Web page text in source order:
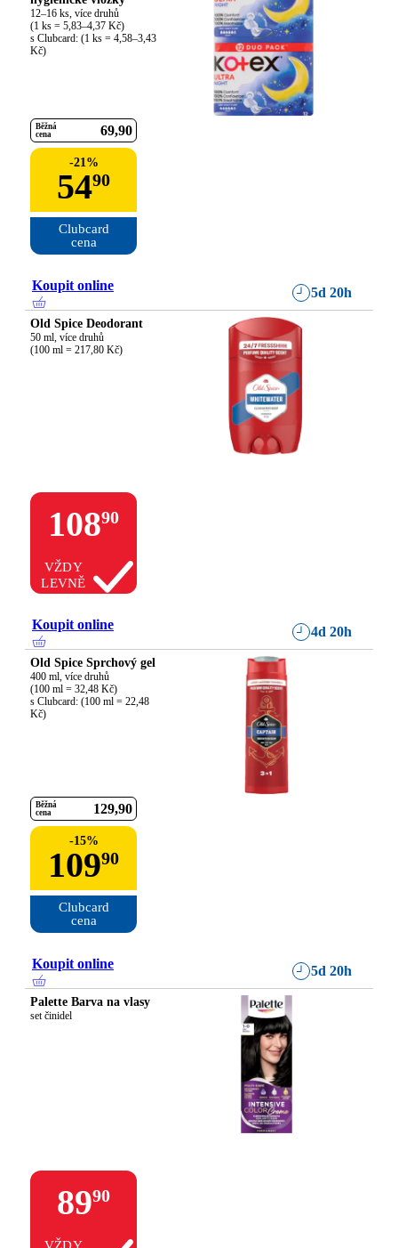
12–16 ks, více druhů
(1 ks = 5,83–4,37 Kč)
s Clubcard: (1 ks = 4,58–3,43
Kč)
Běžná
cena
69 90
-21%
5490
Clubcard
cena
Koupit online 5d 20h
Old Spice Deodorant
50 ml, více druhů
(100 ml = 217,80 Kč)
10890
VŽDY
LEVNĚ
Koupit online 4d 20h
Old Spice Sprchový gel
400 ml, více druhů
(100 ml = 32,48 Kč)
s Clubcard: (100 ml = 22,48
Kč)
Běžná
cena
129 90
-15%
10990
Clubcard
cena
Koupit online 5d 20h
Palette Barva na vlasy
set činidel
8990